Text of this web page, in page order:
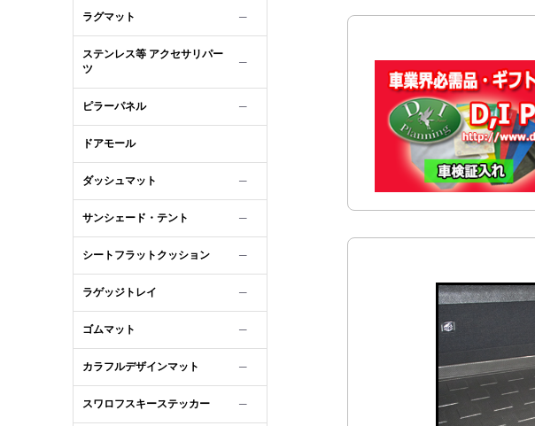
ラグマット ─
ステンレス等 アクセサリパー
ツ
─
ピラーパネル ─
ドアモール
ダッシュマット ─
サンシェード・テント ─
シートフラットクッション ─
ラゲッジトレイ ─
ゴムマット ─
カラフルデザインマット ─
スワロフスキーステッカー ─